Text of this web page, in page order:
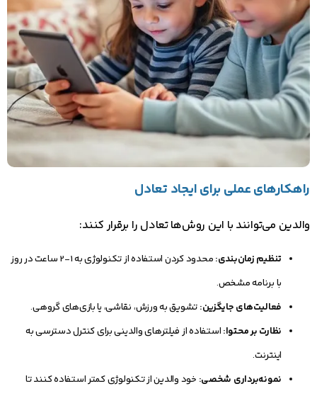
راهکارهای عملی برای ایجاد تعادل
والدین می‌توانند با این روش‌ها تعادل را برقرار کنند:
تنظیم زمان‌بندی:
محدود کردن استفاده از تکنولوژی به 1-2 ساعت در روز
با برنامه مشخص.
فعالیت‌های جایگزین: تشویق به ورزش، نقاشی، یا بازی‌های گروهی.
نظارت بر محتوا: استفاده از فیلترهای والدینی برای کنترل دسترسی به
اینترنت.
نمونه‌برداری شخصی: خود والدین از تکنولوژی کمتر استفاده کنند تا